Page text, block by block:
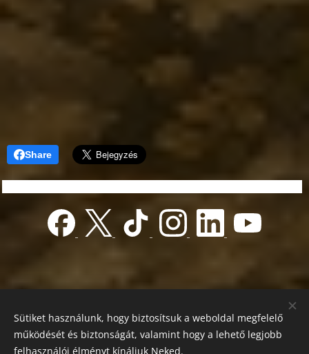
Share
Sütiket használunk, hogy biztosítsuk a weboldal megfelelő
működését és biztonságát, valamint hogy a lehető legjobb
felhasználói élményt kínáljuk Neked.